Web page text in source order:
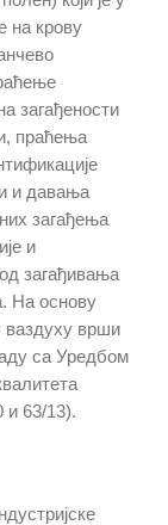
на крову
загађености
праћења
и давања
загађења
и
загађивања
На основу
ваздуху врши
са Уредбом
и 63/13).